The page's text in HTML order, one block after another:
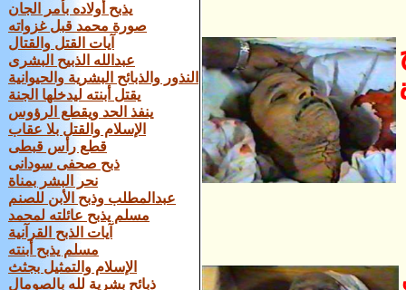
يذبح أولاده بأمر الجان
صورة محمد قبل غزواته
آيات القتل والقتال
عبدالله الذبيح البشرى
النذور والذبائح البشرية والحيوانية
يقتل أبنته ليدخلها الجنة
ينفذ الحد ويقطع الرؤوس
الإسلام والقتل بلا عقاب
قطع رأس قبطى
ذبح صحفى سودانى
نحر البشر بمناة
عبدالمطلب وذبح الأبن للصنم
مسلم يذبح عائلته لمحمد
آيات الذبح القرآنية
مسلم يذبح أبنته
الإسلام والتمثيل بجثث
ذبائح بشرية لله بالصومال